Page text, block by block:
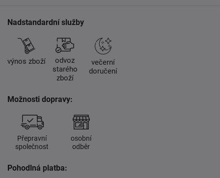
Nadstandardní služby
výnos zboží
odvoz
starého
zboží
večerní
doručení
Možnosti dopravy:
Přepravní
společnost
osobní
odběr
Pohodlná platba: